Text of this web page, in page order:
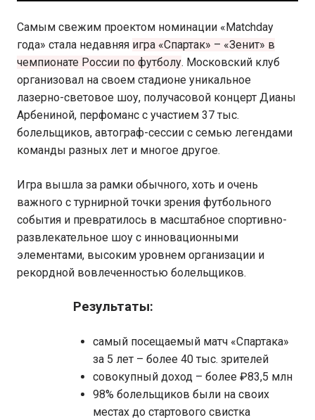
Самым свежим проектом номинации «Matchday
года» стала недавняя игра «Спартак» – «Зенит» в
чемпионате России по футболу. Московский клуб
организовал на своем стадионе уникальное
лазерно-световое шоу, получасовой концерт Дианы
Арбениной, перфоманс с участием 37 тыс.
болельщиков, автограф-сессии с семью легендами
команды разных лет и многое другое.
Игра вышла за рамки обычного, хоть и очень
важного с турнирной точки зрения футбольного
события и превратилось в масштабное спортивно-
развлекательное шоу с инновационными
элементами, высоким уровнем организации и
рекордной вовлеченностью болельщиков.
Результаты:
самый посещаемый матч «Спартака»
за 5 лет – более 40 тыс. зрителей
совокупный доход – более ₽83,5 млн
98% болельщиков были на своих
местах до стартового свистка